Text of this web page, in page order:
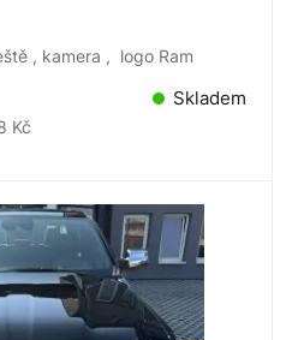
, kamera , logo Ram
Skladem
Kč